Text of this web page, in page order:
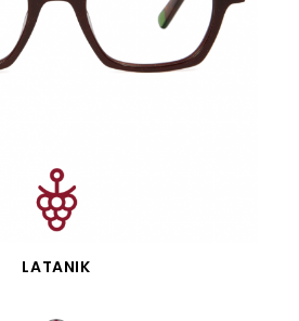
APERÇU RAPIDE
LATANIK